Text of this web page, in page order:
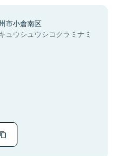
市小倉南区
ュウシュウシコクラミナミ